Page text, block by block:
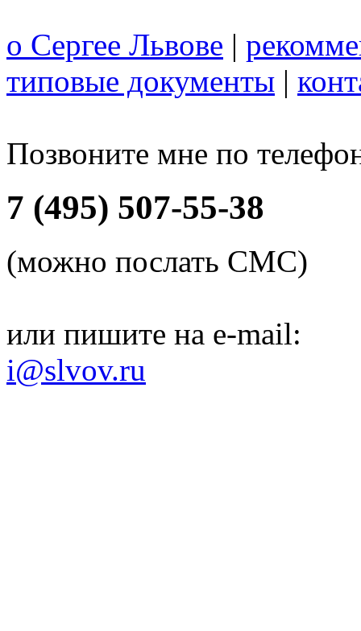
о Сергее Львове |
типовые документы |
Позвоните мне по
7 (495) 507-55-38
(можно послать СМС)
или пишите на e-mail:
i@slvov.ru